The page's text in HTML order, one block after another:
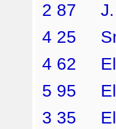
2 87 J.
4 25
4 62
5 95
3 35